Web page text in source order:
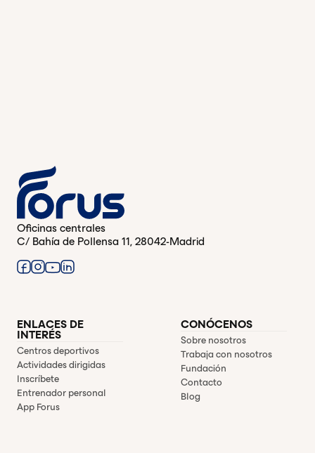
Oficinas centrales
C/ Bahía de Pollensa 11, 28042-Madrid
ENLACES DE
INTERÉS
Centros deportivos
Actividades dirigidas
Inscríbete
Entrenador personal
App Forus
CONÓCENOS
Sobre nosotros
Trabaja con nosotros
Fundación
Contacto
Blog